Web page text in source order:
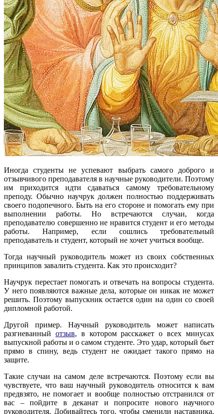
Иногда студенты не успевают выбрать самого доброго и
отзывчивого преподавателя в научные руководители. Поэтому
им приходится идти сдаваться самому требовательному
преподу. Обычно научрук должен полностью поддерживать
своего подопечного. Быть на его стороне и помогать ему при
выполнении работы. Но встречаются случаи, когда
преподавателю совершенно не нравится студент и его методы
работы. Например, если сошлись требовательный
преподаватель и студент, который не хочет учиться вообще.
Тогда научный руководитель может из своих собственных
принципов завалить студента. Как это происходит?
Научрук перестает помогать и отвечать на вопросы студента.
У него появляются важные дела, которые он никак не может
решить. Поэтому выпускник остается один на один со своей
дипломной работой.
Другой пример. Научный руководитель может написать
разгневанный отзыв, в котором расскажет о всех минусах
выпускной работы и о самом студенте. Это удар, который бьет
прямо в спину, ведь студент не ожидает такого прямо на
защите.
Такие случаи на самом деле встречаются. Поэтому если вы
чувствуете, что ваш научный руководитель относится к вам
предвзято, не помогает и вообще полностью отстранился от
вас – пойдите в деканат и попросите нового научного
руководителя. Добивайтесь того, чтобы сменили наставника,